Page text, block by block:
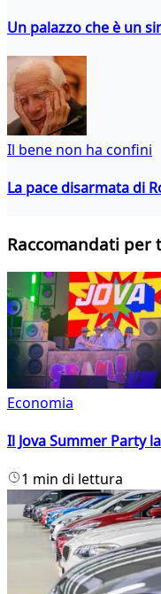
Un palazzo che è un
Il bene non ha confini
La pace disarmata di
Raccomandati per
Economia
Il Jova Summer Party
1 min di lettura